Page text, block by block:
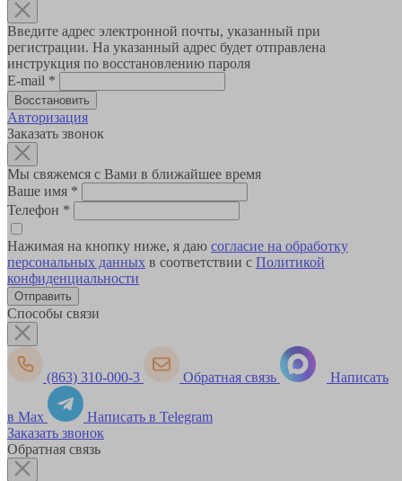
Введите адрес электронной почты, указанный при
регистрации. На указанный адрес будет отправлена
инструкция по восстановлению пароля
E-mail *
Авторизация
Заказать звонок
Мы свяжемся с Вами в ближайшее время
Ваше имя *
Телефон *
Нажимая на кнопку ниже, я даю согласие на обработку
персональных данных в соответствии с Политикой
конфиденциальности
Способы связи
(863) 310-000-3 Обратная связь Написать
в Max
Написать в Telegram
Заказать звонок
Обратная связь